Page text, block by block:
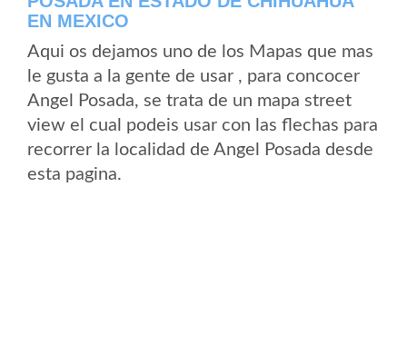
EN MEXICO
Aqui os dejamos uno de los Mapas que mas
le gusta a la gente de usar , para concocer
Angel Posada, se trata de un mapa street
view el cual podeis usar con las flechas para
recorrer la localidad de Angel Posada desde
esta pagina.